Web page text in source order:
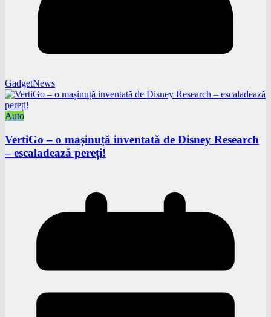
GadgetNews
Auto
VertiGo – o mașinuță inventată de Disney Research
– escaladează pereți!